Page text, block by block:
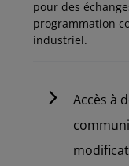
pour des
programmation
industriel.
Accès à